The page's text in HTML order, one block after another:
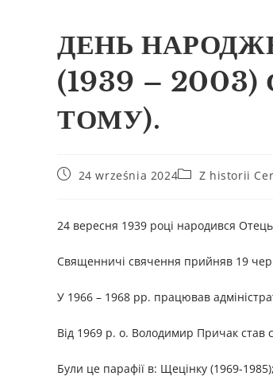
ДЕНЬ
(1939 –
ТОМУ).
24 września 2024 Z historii
24 вересня 1939 році народився
Священничі свячення прийняв 19
У 1966 – 1968 рр. працював
Від 1969 р. о. Володимир Причак став
Були це парафії в: Щецінку (1969-